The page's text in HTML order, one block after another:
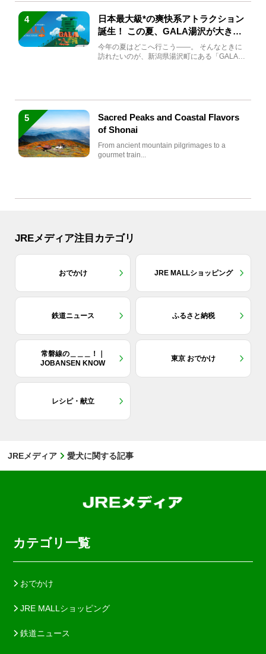
4
日本最大級*の爽快系アトラクション
誕生！ この夏、GALA湯沢が大きく
生まれ変わる
今年の夏はどこへ行こう――。 そんなときに
訪れたいのが、新潟県湯沢町にある「GALA湯
5
Sacred Peaks and Coastal Flavors
of Shonai
From ancient mountain pilgrimages to a
gourmet train...
JREメディア注目カテゴリ
おでかけ JRE MALLショッピング
鉄道ニュース ふるさと納税
常磐線の＿＿＿！｜
JOBANSEN KNOW
東京 おでかけ
レシピ・献立
JREメディア 愛犬に関する記事
カテゴリ一覧
おでかけ
JRE MALLショッピング
鉄道ニュース